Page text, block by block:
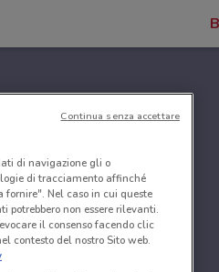
di navigazione gli o
di tracciamento affinché
Nel caso in cui queste
potrebbero non essere rilevanti.
il consenso facendo clic
contesto del nostro Sito web.
Continua senza accettare